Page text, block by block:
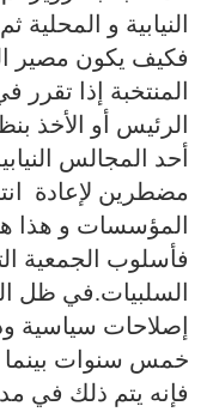
النيابية و
فكيف يكون مصير
المنتخبة إذا
الرئيس أو الأخذ
أحد المجالس
مضطرين لإعادة
المؤسسات و هذا
فأسلوب الجمعية
السلبيات.في ظل
إصلاحات سياسية
خمس سنوات